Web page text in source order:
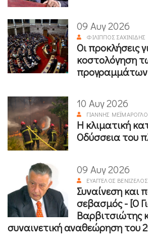
09 Αυγ 2026
ΦΊΛΙΠΠΟΣ ΣΑΧΙΝΊΔΗΣ
Οι προκλήσεις
κοστολόγηση
προγραμμάτων
10 Αυγ 2026
ΓΙΆΝΝΗΣ
Η κλιματική
Οδύσσεια του
09 Αυγ 2026
ΕΥΆΓΓΕΛΟΣ ΒΕΝΙΖΈΛΟΣ
Συναίνεση και
σεβασμός - [Ο
Βαρβιτσιώτης
συναινετική αναθεώρηση του